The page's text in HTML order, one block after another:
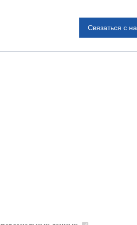
Связаться с